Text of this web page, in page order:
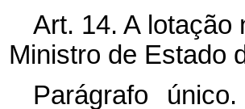
Art. 14. A lotação
Ministro de Estado
Parágrafo